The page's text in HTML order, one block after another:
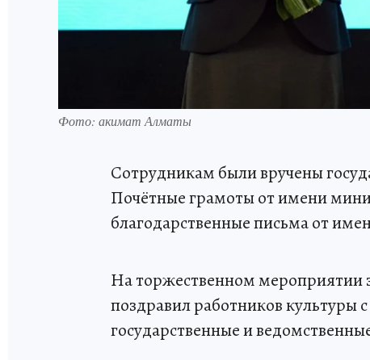
Фото: акимат Алматы
Сотрудникам были вручены
Почётные грамоты от имени
благодарственные письма от
На торжественном мероприятии
поздравил работников
государственные и